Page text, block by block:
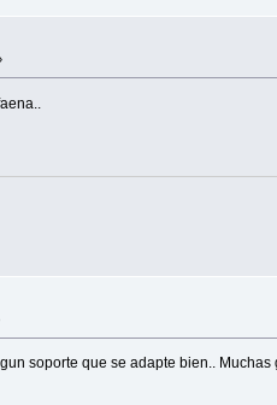
soporte que se adapte bien.. Muchas